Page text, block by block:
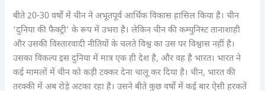
बीते 20-30 वर्षों में चीन ने अभूतपूर्व आर्थिक विकास हासिल किया है। चीन
‘दुनिया की फैक्ट्री’ के रूप में उभरा है। लेकिन चीन की कम्युनिस्ट तानाशाही
और उसकी विस्तारवादी नीतियों के चलते विश्व का उस पर विश्वास नहीं है।
उसका विकल्प इस दुनिया में मात्र एक ही देश है, और वह है भारत। भारत ने
कई मामलों में चीन को कड़ी टक्कर देना चालू कर दिया है। चीन, भारत की
तरक्की में अब रोड़े अटका रहा है। उसने बीते कुछ वर्षों में कई बार ऐसी हरकतें